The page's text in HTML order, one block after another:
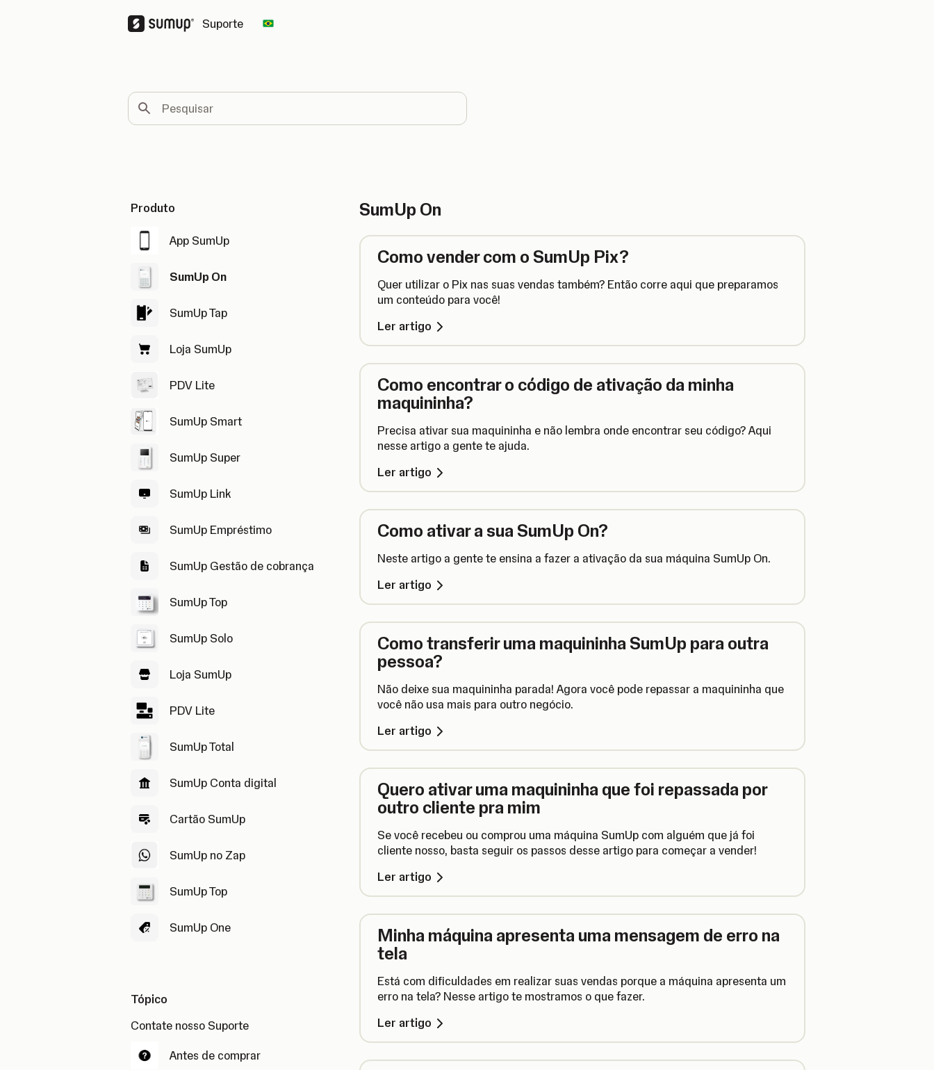
Suporte Change country
Pesquisar
Produto
App SumUp
SumUp On
SumUp Tap
Loja SumUp
PDV Lite
SumUp Smart
SumUp Super
SumUp Link
SumUp Empréstimo
SumUp Gestão de cobrança
SumUp Top
SumUp Solo
Loja SumUp
PDV Lite
SumUp Total
SumUp Conta digital
Cartão SumUp
SumUp no Zap
SumUp Top
SumUp One
Tópico
Contate nosso Suporte
Antes de comprar
SumUp On
Como vender com o SumUp Pix?
Quer utilizar o Pix nas suas vendas também? Então corre aqui que preparamos
um conteúdo para você!
Ler artigo
Como encontrar o código de ativação da minha
maquininha?
Precisa ativar sua maquininha e não lembra onde encontrar seu código? Aqui
nesse artigo a gente te ajuda.
Ler artigo
Como ativar a sua SumUp On?
Neste artigo a gente te ensina a fazer a ativação da sua máquina SumUp On.
Ler artigo
Como transferir uma maquininha SumUp para outra
pessoa?
Não deixe sua maquininha parada! Agora você pode repassar a maquininha que
você não usa mais para outro negócio.
Ler artigo
Quero ativar uma maquininha que foi repassada por
outro cliente pra mim
Se você recebeu ou comprou uma máquina SumUp com alguém que já foi
cliente nosso, basta seguir os passos desse artigo para começar a vender!
Ler artigo
Minha máquina apresenta uma mensagem de erro na
tela
Está com dificuldades em realizar suas vendas porque a máquina apresenta um
erro na tela? Nesse artigo te mostramos o que fazer.
Ler artigo